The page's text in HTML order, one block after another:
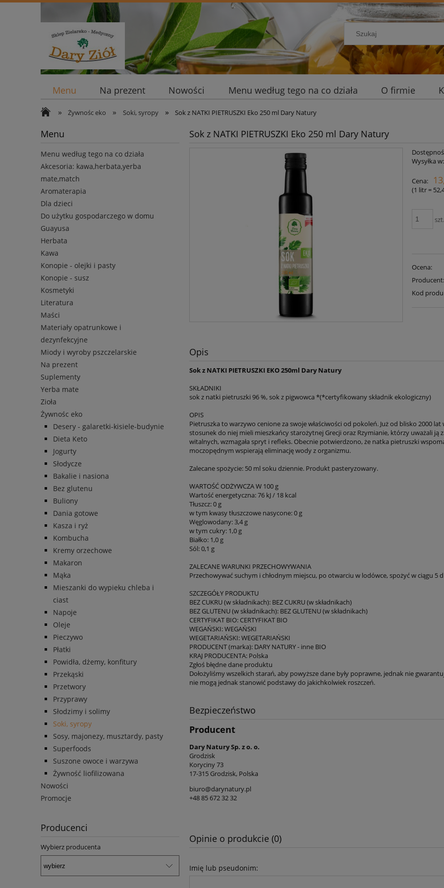
Menu Na prezent Nowości Menu według tego na co działa O firmie
» Żywnośc eko » Soki, syropy » Sok z NATKI PIETRUSZKI Eko 250 ml Dary Natury
Menu
Menu według tego na co działa
Akcesoria: kawa,herbata,yerba
mate,match
Aromaterapia
Dla dzieci
Do użytku gospodarczego w domu
Guayusa
Herbata
Kawa
Konopie - olejki i pasty
Konopie - susz
Kosmetyki
Literatura
Maści
Materiały opatrunkowe i
dezynfekcyjne
Miody i wyroby pszczelarskie
Na prezent
Suplementy
Yerba mate
Zioła
Żywnośc eko
Desery - galaretki-kisiele-budynie
Dieta Keto
Jogurty
Słodycze
Bakalie i nasiona
Bez glutenu
Buliony
Dania gotowe
Kasza i ryż
Kombucha
Kremy orzechowe
Makaron
Mąka
Mieszanki do wypieku chleba i
ciast
Napoje
Oleje
Pieczywo
Płatki
Powidła, dżemy, konfitury
Przekąski
Przetwory
Przyprawy
Słodzimy i solimy
Soki, syropy
Sosy, majonezy, musztardy, pasty
Superfoods
Suszone owoce i warzywa
Żywność liofilizowana
Nowości
Promocje
Producenci
Wybierz producenta
Sok z NATKI PIETRUSZKI Eko 250 ml Dary Natury
Wysyłka w:
Cena:
(1 litr=
Ocena:
Kod
Opis
Sok z NATKI PIETRUSZKI EKO 250ml Dary Natury
SKŁADNIKI
sok z natki pietruszki 96 %, sok z pigwowca *(*certyfikowany składnik ekologiczny)
OPIS
Pietruszka to warzywo cenione za swoje właściwości od pokoleń. Już od blisko 2000
stosunek do niej mieli mieszkańcy starożytnej Grecji oraz Rzymianie, którzy uważali ją
witalnych, wzmagała spryt i refleks. Obecnie potwierdzono, że natka pietruszki
moczopędnym wspierają eliminację wody z organizmu.
Zalecane spożycie: 50 ml soku dziennie. Produkt pasteryzowany.
WARTOŚĆ ODŻYWCZA W 100 g
Wartość energetyczna: 76 kJ / 18 kcal
Tłuszcz: 0 g
w tym kwasy tłuszczowe nasycone: 0 g
Węglowodany: 3,4 g
w tym cukry: 1,0 g
Białko: 1,0 g
Sól: 0,1 g
ZALECANE WARUNKI PRZECHOWYWANIA
Przechowywać suchym i chłodnym miejscu, po otwarciu w lodówce, spożyć w ciągu 5
SZCZEGÓŁY PRODUKTU
BEZ CUKRU (w składnikach): BEZ CUKRU (w składnikach)
BEZ GLUTENU (w składnikach): BEZ GLUTENU (w składnikach)
CERTYFIKAT BIO: CERTYFIKAT BIO
WEGAŃSKI: WEGAŃSKI
WEGETARIAŃSKI: WEGETARIAŃSKI
PRODUCENT (marka): DARY NATURY - inne BIO
KRAJ PRODUCENTA: Polska
Zgłoś błędne dane produktu
Dołożyliśmy wszelkich starań, aby powyższe dane były poprawne, jednak nie
nie mogą jednak stanowić podstawy do jakichkolwiek roszczeń.
Bezpieczeństwo
Producent
Dary Natury Sp. z o. o.
Grodzisk
Koryciny 73
17-315 Grodzisk, Polska
biuro@darynatury.pl
+48 85 672 32 32
Opinie o produkcie (0)
Imię lub pseudonim: